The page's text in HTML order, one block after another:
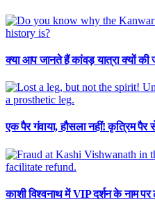
क्या आप जानते हैं कांवड़ यात्रा क्यों की
एक पैर गंवाया, हौसला नहीं! कृत्रिम पैर
काशी विश्वनाथ में VIP दर्शन के नाम